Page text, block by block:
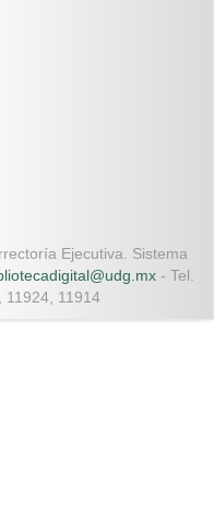
Ejecutiva. Sistema
- Tel.
11924, 11914